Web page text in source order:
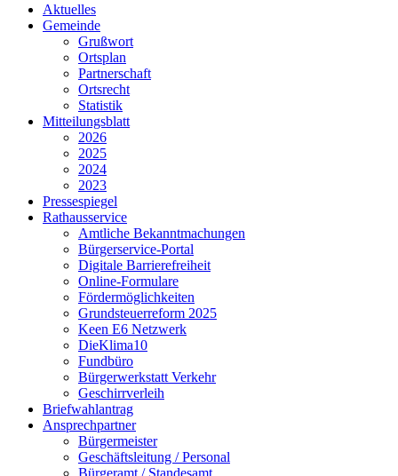
Aktuelles
Gemeinde
Grußwort
Ortsplan
Partnerschaft
Ortsrecht
Statistik
Mitteilungsblatt
2026
2025
2024
2023
Pressespiegel
Rathausservice
Amtliche Bekanntmachungen
Bürgerservice-Portal
Digitale Barrierefreiheit
Online-Formulare
Fördermöglichkeiten
Grundsteuerreform 2025
Keen E6 Netzwerk
DieKlima10
Fundbüro
Bürgerwerkstatt Verkehr
Geschirrverleih
Briefwahlantrag
Ansprechpartner
Bürgermeister
Geschäftsleitung / Personal
Bürgeramt / Standesamt